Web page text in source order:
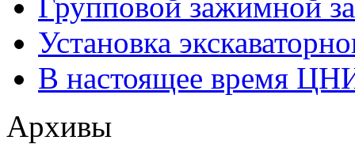
Установка
В настоящее время
Архивы